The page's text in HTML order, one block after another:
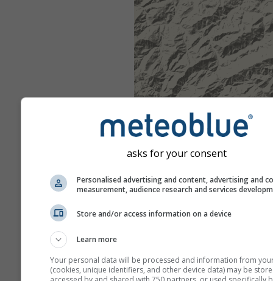
asks for your consent
Personalised advertising and content, advertising and
measurement, audience research and services
Store and/or access information on a device
Learn more
Your personal data will be processed and information from
(cookies, unique identifiers, and other device data) may be